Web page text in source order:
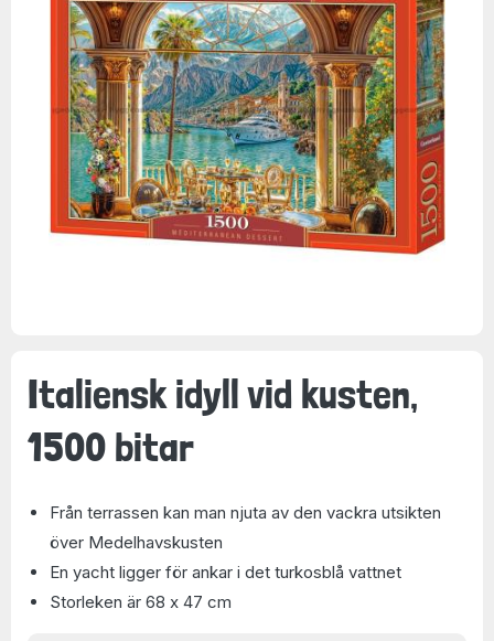
Italiensk idyll vid kusten,
1500 bitar
Från terrassen kan man njuta av den vackra utsikten
över Medelhavskusten
En yacht ligger för ankar i det turkosblå vattnet
Storleken är 68 x 47 cm